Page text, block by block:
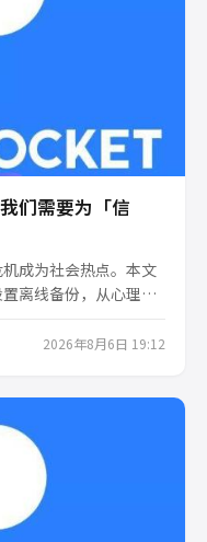
们需要为「信
成为社会热点。本文
离线备份，从心理账
。
2026年8月6日 19:12